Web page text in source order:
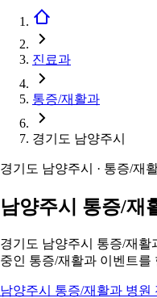
진료과
통증/재활과
경기도 남양주시
경기도 남양주시 · 통증/재
남양주시 통증/재
경기도 남양주시 통증/재활
중인 통증/재활과 이벤트를
남양주시 통증/재활과 병원